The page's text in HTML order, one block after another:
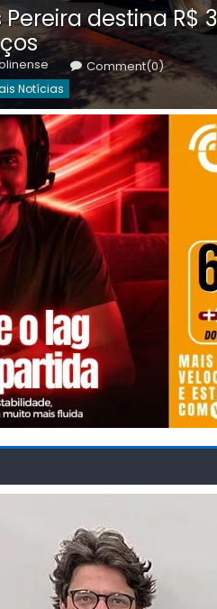
destina R$
Comment(0)
Notícias